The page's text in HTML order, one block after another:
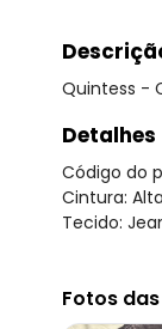
Quintess -
Detalhes
Código do
Cintura: Alta
Tecido:
Fotos